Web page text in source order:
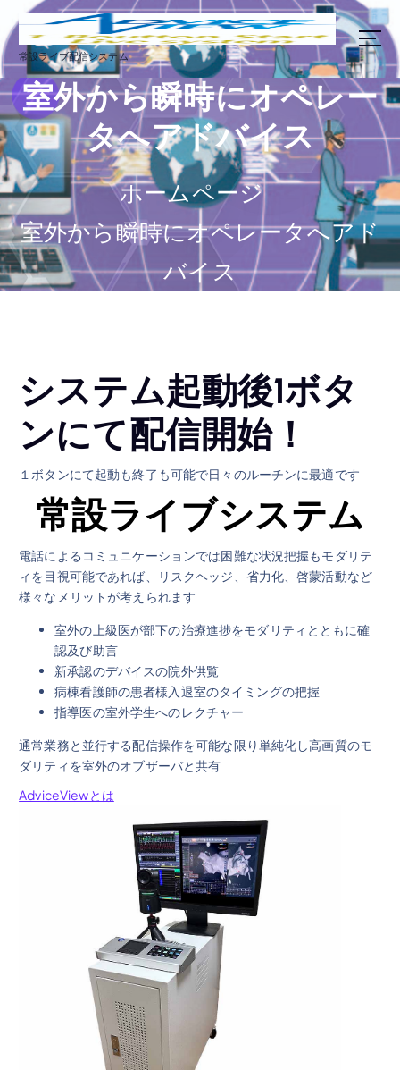
ン
テ
ン
ツ
へ
ス
キ
ッ
プ
常設ライブ配信システム
室外から瞬時にオペレー
タへアドバイス
ホームページ
室外から瞬時にオペレータへアド
バイス
システム起動後1ボタ
ンにて配信開始！
１ボタンにて起動も終了も可能で日々のルーチンに最適です
常設ライブシステム
電話によるコミュニケーションでは困難な状況把握もモダリテ
ィを目視可能であれば、リスクヘッジ、省力化、啓蒙活動など
様々なメリットが考えられます
室外の上級医が部下の治療進捗をモダリティとともに確
認及び助言
新承認のデバイスの院外供覧
病棟看護師の患者様入退室のタイミングの把握
指導医の室外学生へのレクチャー
通常業務と並行する配信操作を可能な限り単純化し高画質のモ
ダリティを室外のオブザーバと共有
AdviceViewとは